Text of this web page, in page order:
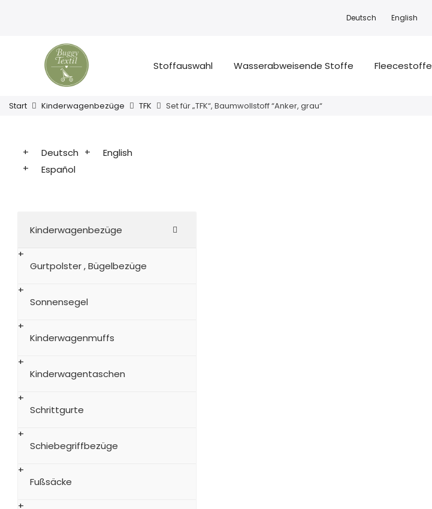
Deutsch English
Stoffauswahl Wasserabweisende Stoffe Fleecestoffe
Start Kinderwagenbezüge TFK Set für „TFK“, Baumwollstoff “Anker, grau“
Deutsch
English
Español
Kinderwagenbezüge
Gurtpolster , Bügelbezüge
Sonnensegel
Kinderwagenmuffs
Kinderwagentaschen
Schrittgurte
Schiebegriffbezüge
Fußsäcke